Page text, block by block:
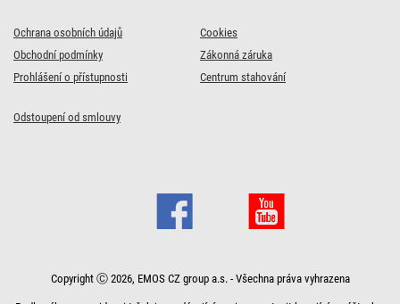
Ochrana osobních údajů
Obchodní podmínky
Prohlášení o přístupnosti
Cookies
Zákonná záruka
Centrum stahování
Odstoupení od smlouvy
Copyright Ⓒ 2026, EMOS CZ group a.s. - Všechna práva vyhrazena